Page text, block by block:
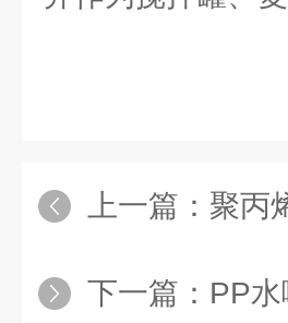
上一篇： 聚丙
下一篇： PP